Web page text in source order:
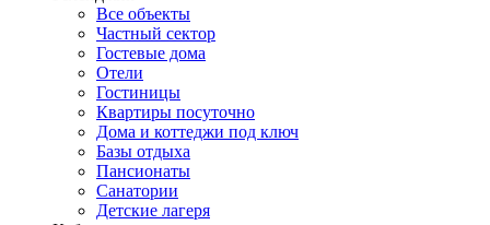
Все объекты
Частный сектор
Гостевые дома
Отели
Гостиницы
Квартиры посуточно
Дома и коттеджи под ключ
Базы отдыха
Пансионаты
Санатории
Детские лагеря